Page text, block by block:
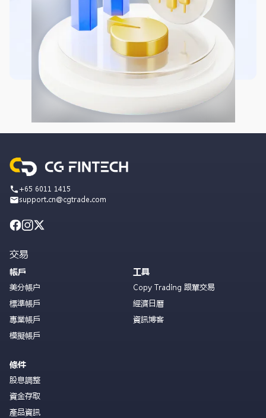
+65 6011 1415
support.cn@cgtrade.com
交易
帳戶
美分帳户
標準帳戶
專業帳戶
模擬帳戶
條件
股息調整
資金存取
產品資訊
工具
Copy Trading 跟單交易
經濟日曆
資訊博客